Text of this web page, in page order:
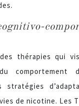
thérapies qui
du
stratégies
de nicotine. Les